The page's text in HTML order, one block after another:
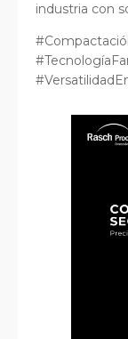
industria con